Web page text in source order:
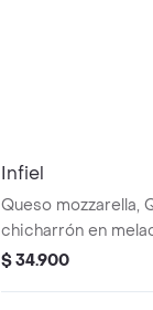
Infiel
Queso mozzarella,
chicharrón en
frescos, mayonesa
$ 34.900